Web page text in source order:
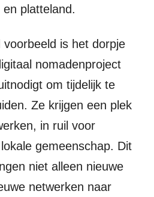
platteland.
is het dorpje
nomadenproject
om tijdelijk te
Ze krijgen een plek
in ruil voor
gemeenschap. Dit
niet alleen nieuwe
netwerken naar